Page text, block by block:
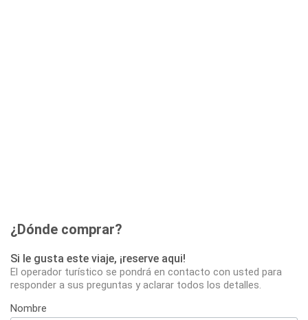
¿Dónde comprar?
Si le gusta este viaje, ¡reserve aqui!
El operador turístico se pondrá en contacto con usted para
responder a sus preguntas y aclarar todos los detalles.
Nombre